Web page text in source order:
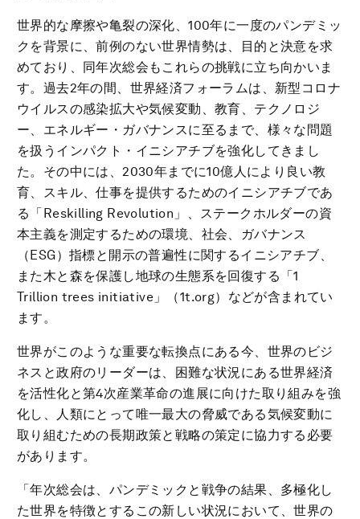
世界的な摩擦や亀裂の深化、100年に一度のパンデミッ
クを背景に、前例のない世界情勢は、目的と決意を求
めており、同年次総会もこれらの挑戦に立ち向かいま
す。過去2年の間、世界経済フォーラムは、新型コロナ
ウイルスの感染拡大や気候変動、教育、テクノロジ
ー、エネルギー・ガバナンスに至るまで、様々な問題
を扱うインパクト・イニシアチブを強化してきまし
た。その中には、2030年までに10億人により良い教
育、スキル、仕事を提供するためのイニシアチブであ
る「Reskilling Revolution」、ステークホルダーの資
本主義を測定するための環境、社会、ガバナンス
（ESG）指標と開示の普遍性に関するイニシアチブ、
また木と森を保護し地球の生態系を回復する「1
Trillion trees initiative」（1t.org）などが含まれてい
ます。
世界がこのような重要な転換点にある今、世界のビジ
ネスと政府のリーダーは、困難な状況にある世界経済
を活性化と第4次産業革命の進展に向けた取り組みを強
化し、人類にとって唯一最大の脅威である気候変動に
取り組むための長期政策と戦略の策定に協力する必要
があります。
「年次総会は、パンデミックと戦争の結果、多極化し
た世界を特徴とするこの新しい状況において、世界の